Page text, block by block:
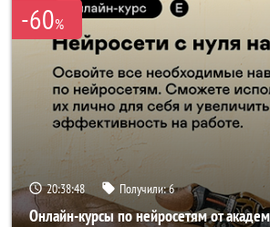
-60%
20:38:47 Получили:6
Онлайн-курсы по нейросетям от